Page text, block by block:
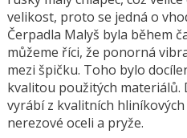
velikost, proto se jedná o
Čerpadla Malyš byla během
můžeme říci, že ponorná
mezi špičku. Toho bylo
kvalitou použitých materiálů.
vyrábí z kvalitních
nerezové oceli a pryže.